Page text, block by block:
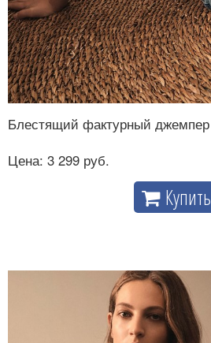
Блестящий фактурный джемпер
Цена: 3 299 руб.
Купить